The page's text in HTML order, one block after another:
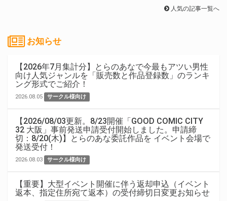
人気の記事一覧へ
お知らせ
【2026年7月集計分】とらのあなで今最もアツい男性
向け人気ジャンルを「販売数と作品登録数」のランキ
ング形式でご紹介！
2026.08.05 サークル様向け
【2026/08/03更新。8/23開催「GOOD COMIC CITY
32 大阪」事前発送申請受付開始しました。申請締
切：8/20(木)】とらのあな委託作品を イベント会場で
発送受付！
2026.08.03 サークル様向け
【重要】大型イベント開催に伴う返却申込（イベント
返本、指定住所宛て返本）の受付締切日変更お知らせ